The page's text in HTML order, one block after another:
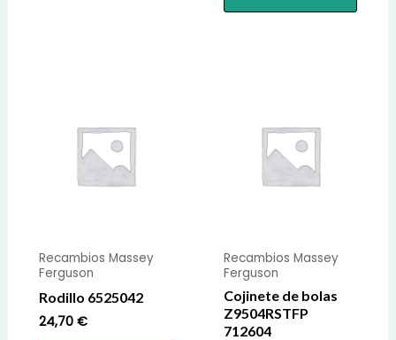
Recambios Massey
Ferguson
Rodillo 6525042
24,70 €
Recambios Massey
Ferguson
Cojinete de bolas
Z9504RSTFP
712604